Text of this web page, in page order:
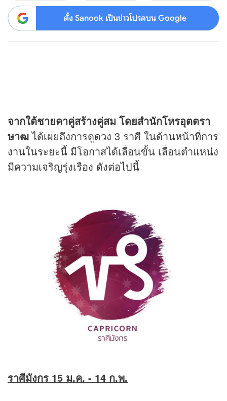
ตั้ง Sanook เป็นข่าวโปรดบน Google
จากใต้ชายคาคู่สร้างคู่สม โดยสำนักโหรอุตตรา
ษาฒได้เผยถึงการดูดวง 3 ราศี ในด้านหน้าที่การ
งานในระยะนี้ มีโอกาสได้เลื่อนขั้น เลื่อนตำแหน่ง
มีความเจริญรุ่งเรือง ดังต่อไปนี้
ราศีมังกร 15 ม.ค. - 14 ก.พ.